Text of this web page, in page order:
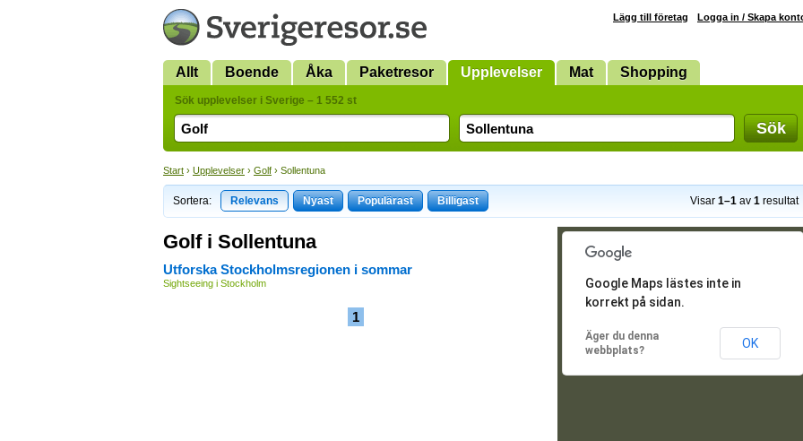
Lägg till företag Logga in / Skapa
Allt Boende Åka Paketresor Upplevelser Mat Shopping
Sök upplevelser i Sverige – 1 552 st
Sök
Start › Upplevelser › Golf › Sollentuna
Sortera: Relevans Nyast Populärast Billigast Visar 1–1 av 1 resultat
Golf i Sollentuna
Utforska Stockholmsregionen i sommar
Sightseeing i Stockholm
1
Google Maps lästes inte in
korrekt på sidan.
Äger du denna
webbplats?
OK